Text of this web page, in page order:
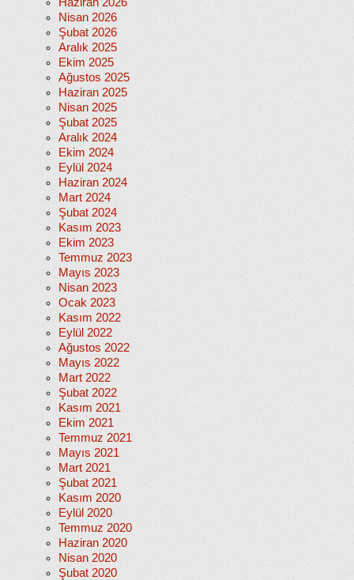
Nisan 2026
Şubat 2026
Aralık 2025
Ekim 2025
Ağustos 2025
Haziran 2025
Nisan 2025
Şubat 2025
Aralık 2024
Ekim 2024
Eylül 2024
Haziran 2024
Mart 2024
Şubat 2024
Kasım 2023
Ekim 2023
Temmuz 2023
Mayıs 2023
Nisan 2023
Ocak 2023
Kasım 2022
Eylül 2022
Ağustos 2022
Mayıs 2022
Mart 2022
Şubat 2022
Kasım 2021
Ekim 2021
Temmuz 2021
Mayıs 2021
Mart 2021
Şubat 2021
Kasım 2020
Eylül 2020
Temmuz 2020
Haziran 2020
Nisan 2020
Şubat 2020